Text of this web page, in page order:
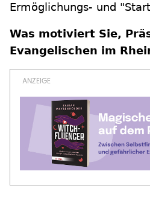
Ermöglichungs- und
Was motiviert Sie,
Evangelischen im